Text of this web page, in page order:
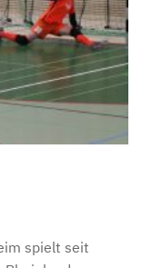
spielt seit